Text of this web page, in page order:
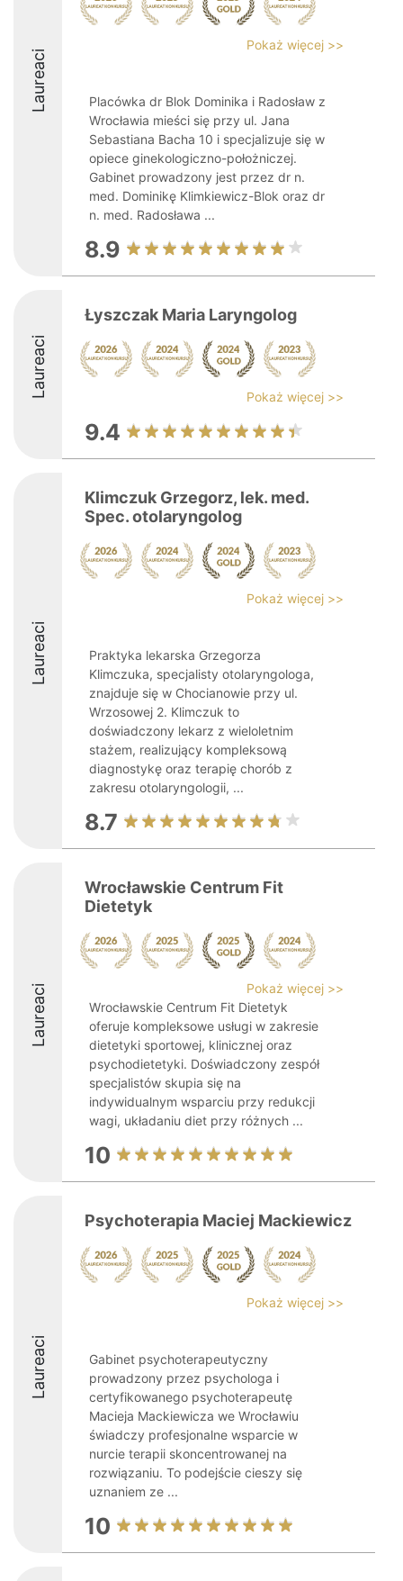
Laureaci
Pokaż więcej >>
Placówka dr Blok Dominika i Radosław z
Wrocławia mieści się przy ul. Jana
Sebastiana Bacha 10 i specjalizuje się w
opiece ginekologiczno-położniczej.
Gabinet prowadzony jest przez dr n.
med. Dominikę Klimkiewicz-Blok oraz dr
n. med. Radosława ...
8.9
Laureaci
Łyszczak Maria Laryngolog
Pokaż więcej >>
9.4
Laureaci
Klimczuk Grzegorz, lek. med.
Spec. otolaryngolog
Pokaż więcej >>
Praktyka lekarska Grzegorza
Klimczuka, specjalisty otolaryngologa,
znajduje się w Chocianowie przy ul.
Wrzosowej 2. Klimczuk to
doświadczony lekarz z wieloletnim
stażem, realizujący kompleksową
diagnostykę oraz terapię chorób z
zakresu otolaryngologii, ...
8.7
Laureaci
Wrocławskie Centrum Fit
Dietetyk
Pokaż więcej >>
Wrocławskie Centrum Fit Dietetyk
oferuje kompleksowe usługi w zakresie
dietetyki sportowej, klinicznej oraz
psychodietetyki. Doświadczony zespół
specjalistów skupia się na
indywidualnym wsparciu przy redukcji
wagi, układaniu diet przy różnych ...
10
Laureaci
Psychoterapia Maciej Mackiewicz
Pokaż więcej >>
Gabinet psychoterapeutyczny
prowadzony przez psychologa i
certyfikowanego psychoterapeutę
Macieja Mackiewicza we Wrocławiu
świadczy profesjonalne wsparcie w
nurcie terapii skoncentrowanej na
rozwiązaniu. To podejście cieszy się
uznaniem ze ...
10